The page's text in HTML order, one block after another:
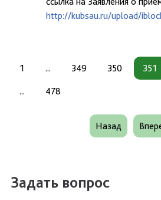
http://kubsau.ru/upload/
1 ... 349 350 351
... 478
Назад
Задать вопрос